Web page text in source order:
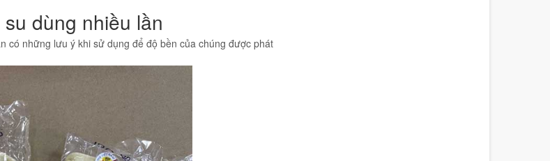
dùng nhiều lần
có những lưu ý khi sử dụng để độ bền của chúng được phát